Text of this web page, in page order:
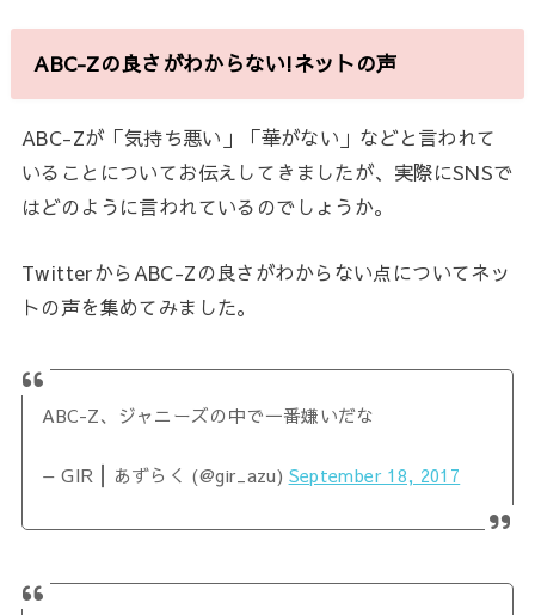
ABC-Zの良さがわからない!ネットの声
ABC-Zが「気持ち悪い」「華がない」などと言われて
いることについてお伝えしてきましたが、実際にSNSで
はどのように言われているのでしょうか。
TwitterからABC-Zの良さがわからない点についてネッ
トの声を集めてみました。
ABC-Z、ジャニーズの中で一番嫌いだな
— GIR┃あずらく (@gir_azu) September 18, 2017